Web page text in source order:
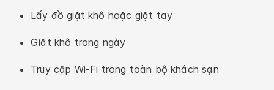
Lấy đồ giặt khô hoặc giặt tay
Giặt khô trong ngày
Truy cập Wi-Fi trong toàn bộ khách sạn